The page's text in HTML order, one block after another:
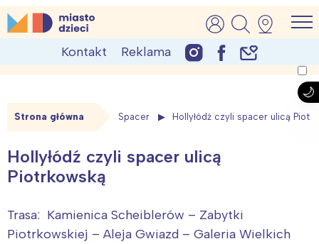
Skip
to
MiastoDzieci.pl
atrakcje dla dzieci, wydarzenia, imprezy rodzinne
Kontakt Reklama
Strona główna Spacer Hollyłódź czyli spacer ulicą
Hollyłódź czyli spacer ulicą
Piotrkowską
Trasa: Kamienica Scheiblerów – Zabytki
Piotrkowskiej – Aleja Gwiazd – Galeria Wielkich